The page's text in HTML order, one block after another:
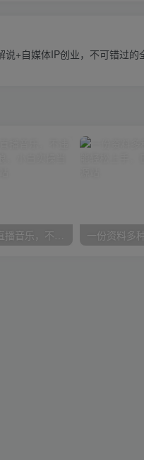
说+自媒体IP创业，不可错过